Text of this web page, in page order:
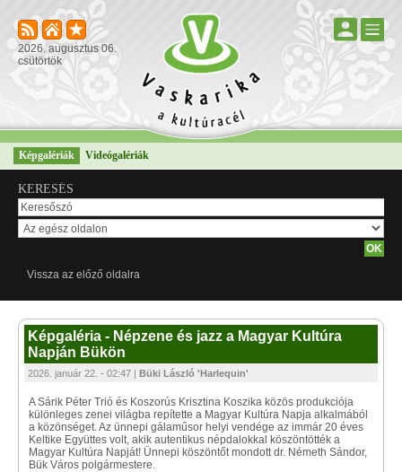
2026. augusztus 06.
csütörtök
Képgalériák Videógalériák
KERESÉS
Vissza az előző oldalra
Képgaléria - Népzene és jazz a Magyar Kultúra
Napján Bükön
2026. január 22. - 02:47 | Büki László 'Harlequin'
A Sárik Péter Trió és Koszorús Krisztina Koszika közös produkciója
különleges zenei világba repítette a Magyar Kultúra Napja alkalmából
a közönséget. Az ünnepi gálaműsor helyi vendége az immár 20 éves
Keltike Együttes volt, akik autentikus népdalokkal köszöntötték a
Magyar Kultúra Napját! Ünnepi köszöntőt mondott dr. Németh Sándor,
Bük Város polgármestere.